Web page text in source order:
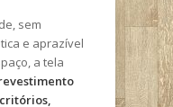
sem
e aprazível
a tela